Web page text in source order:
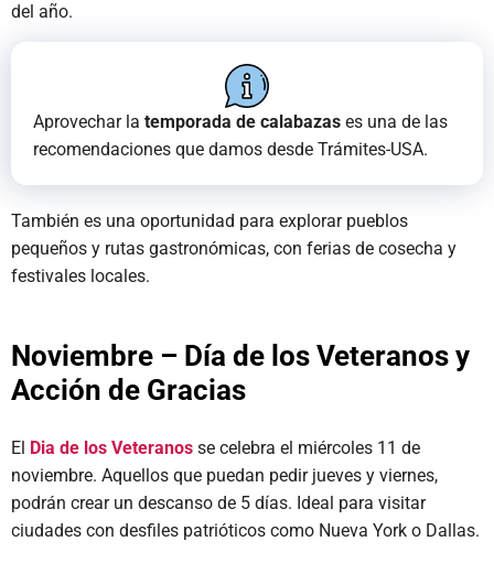
del año.
Aprovechar la temporada de calabazas es una de las
recomendaciones que damos desde Trámites-USA.
También es una oportunidad para explorar pueblos
pequeños y rutas gastronómicas, con ferias de cosecha y
festivales locales.
Noviembre – Día de los Veteranos y
Acción de Gracias
El Dia de los Veteranos se celebra el miércoles 11 de
noviembre. Aquellos que puedan pedir jueves y viernes,
podrán crear un descanso de 5 días. Ideal para visitar
ciudades con desfiles patrióticos como Nueva York o Dallas.